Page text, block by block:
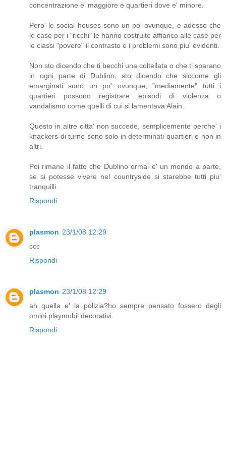
concentrazione e' maggiore e quartieri dove e' minore.
Pero' le social houses sono un po' ovunque, e adesso che
le case per i "ricchi" le hanno costruite affianco alle case per
le classi "povere" il contrasto e i problemi sono piu' evidenti.
Non sto dicendo che ti becchi una coltellata o che ti sparano
in ogni parte di Dublino, sto dicendo che siccome gli
emarginati sono un po' ovunque, "mediamente" tutti i
quartieri possono registrare episodi di violenza o
vandalismo come quelli di cui si lamentava Alain.
Questo in altre citta' non succede, semplicemente perche' i
knackers di turno sono solo in determinati quartieri e non in
altri.
Poi rimane il fatto che Dublino ormai e' un mondo a parte,
se si potesse vivere nel countryside si starebbe tutti piu'
tranquilli.
Rispondi
plasmon 23/1/08 12:29
ccc
Rispondi
plasmon 23/1/08 12:29
ah quella e' la polizia?ho sempre pensato fossero degli
omini playmobil decorativi.
Rispondi